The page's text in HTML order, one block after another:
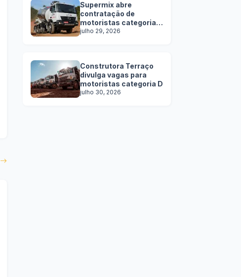
Supermix abre
contratação de
motoristas categoria
C, D e E
julho 29, 2026
Construtora Terraço
divulga vagas para
motoristas categoria D
julho 30, 2026